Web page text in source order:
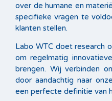
over de humane en
specifieke vragen te
klanten stellen.
Labo WTC doet research
om regelmatig
brengen. Wij verbinden
door aandachtig naar
een perfecte definitie van